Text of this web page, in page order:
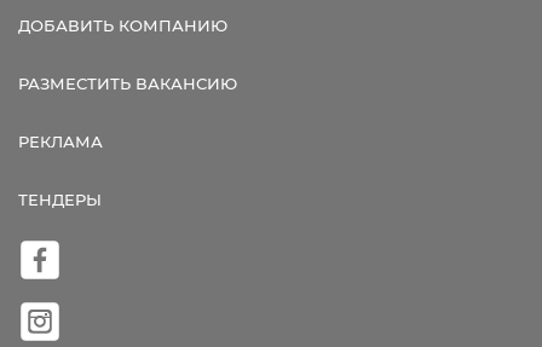
ДОБАВИТЬ КОМПАНИЮ
РАЗМЕСТИТЬ ВАКАНСИЮ
РЕКЛАМА
ТЕНДЕРЫ